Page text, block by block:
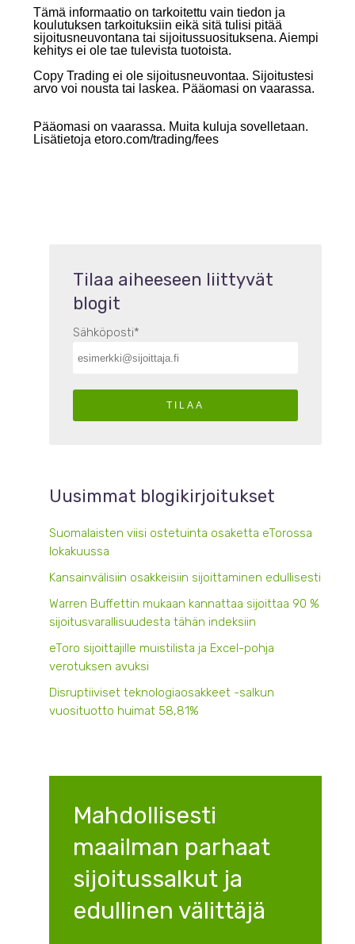
Tämä informaatio on tarkoitettu vain tiedon ja
koulutuksen tarkoituksiin eikä sitä tulisi pitää
sijoitusneuvontana tai sijoitussuosituksena. Aiempi
kehitys ei ole tae tulevista tuotoista.
Copy Trading ei ole sijoitusneuvontaa. Sijoitustesi
arvo voi nousta tai laskea. Pääomasi on vaarassa.
Pääomasi on vaarassa. Muita kuluja sovelletaan.
Lisätietoja etoro.com/trading/fees
Tilaa aiheeseen liittyvät
blogit
Sähköposti*
Uusimmat blogikirjoitukset
Suomalaisten viisi ostetuinta osaketta eTorossa
lokakuussa
Kansainvälisiin osakkeisiin sijoittaminen edullisesti
Warren Buffettin mukaan kannattaa sijoittaa 90 %
sijoitusvarallisuudesta tähän indeksiin
eToro sijoittajille muistilista ja Excel-pohja
verotuksen avuksi
Disruptiiviset teknologiaosakkeet -salkun
vuosituotto huimat 58,81%
Mahdollisesti
maailman parhaat
sijoitussalkut ja
edullinen välittäjä